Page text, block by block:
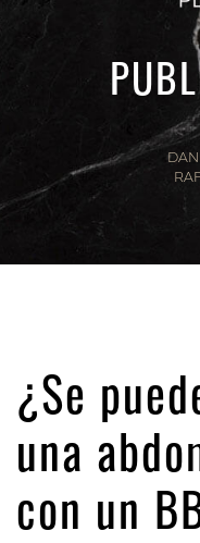
¿Se
una
con un